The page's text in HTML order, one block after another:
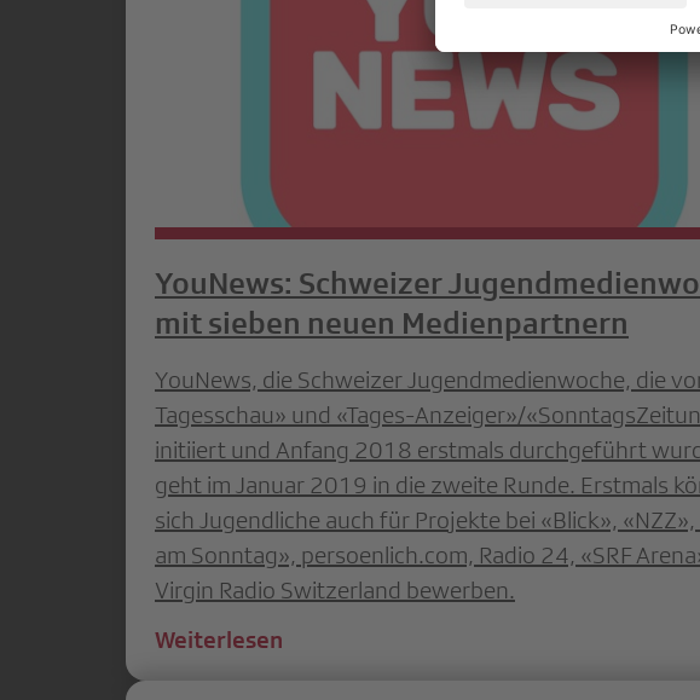
YouNews: Schweizer
mit sieben neuen Medienpartnern
YouNews, die Schweizer Jugendmedienwoche, die
Tagesschau» und «Tages-Anzeiger»/
initiiert und Anfang 2018 erstmals durchgeführt
geht im Januar 2019 in die zweite Runde. Erstmals
sich Jugendliche auch für Projekte bei «Blick», «NZZ»,
am Sonntag», persoenlich.com, Radio 24, «SRF
Virgin Radio Switzerland bewerben.
Weiterlesen